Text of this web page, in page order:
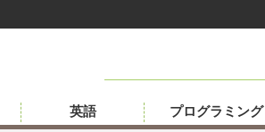
英語 プログラミング